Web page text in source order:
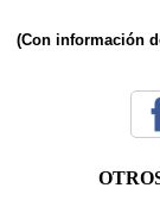
(Con información